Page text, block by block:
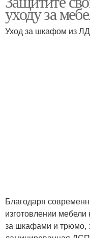
уходу за
Уход за шкафом из
Благодаря
изготовлении
за шкафами и трюмо,